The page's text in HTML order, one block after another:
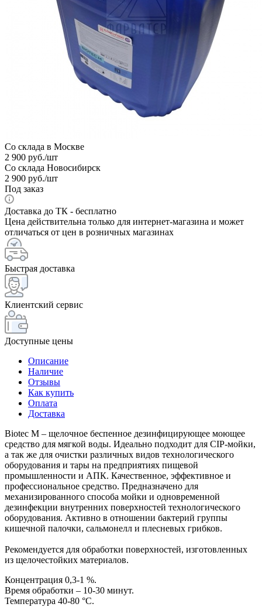
Со склада в Москве
2 900 руб./шт
Со склада Новосибирск
2 900 руб./шт
Под заказ
Доставка до ТК - бесплатно
Цена действительна только для интернет-магазина и может
отличаться от цен в розничных магазинах
Быстрая доставка
Клиентский сервис
Доступные цены
Описание
Наличие
Отзывы
Как купить
Оплата
Доставка
Biotec M – щелочное беспенное дезинфицирующее моющее
средство для мягкой воды. Идеально подходит для CIP-мойки,
а так же для очистки различных видов технологического
оборудования и тары на предприятиях пищевой
промышленности и АПК. Качественное, эффективное и
профессиональное средство. Предназначено для
механизированного способа мойки и одновременной
дезинфекции внутренних поверхностей технологического
оборудования. Активно в отношении бактерий группы
кишечной палочки, сальмонелл и плесневых грибков.
Рекомендуется для обработки поверхностей, изготовленных
из щелочестойких материалов.
Концентрация 0,3-1 %.
Время обработки – 10-30 минут.
Температура 40-80 °С.